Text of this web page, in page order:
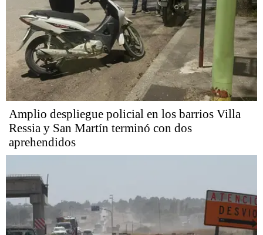
Amplio despliegue policial en los barrios Villa
Ressia y San Martín terminó con dos
aprehendidos